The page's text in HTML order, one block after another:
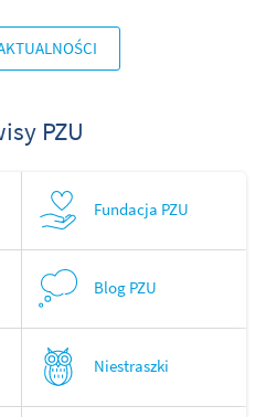
PZU
Fundacja PZU
Blog PZU
Niestraszki